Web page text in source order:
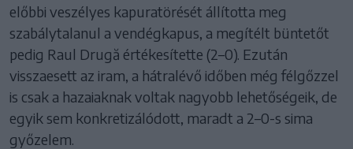
előbbi veszélyes kapuratörését állította meg
szabálytalanul a vendégkapus, a megítélt büntetőt
pedig Raul Drugă értékesítette (2–0). Ezután
visszaesett az iram, a hátralévő időben még félgőzzel
is csak a hazaiaknak voltak nagyobb lehetőségeik, de
egyik sem konkretizálódott, maradt a 2–0-s sima
győzelem.